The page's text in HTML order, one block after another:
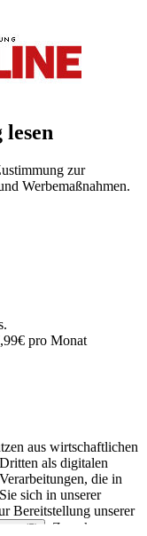
zur
Werbemaßnahmen.
pro Monat
aus wirtschaftlichen
als digitalen
die in
sich in unserer
Bereitstellung unserer
(5)
. Zwecke: